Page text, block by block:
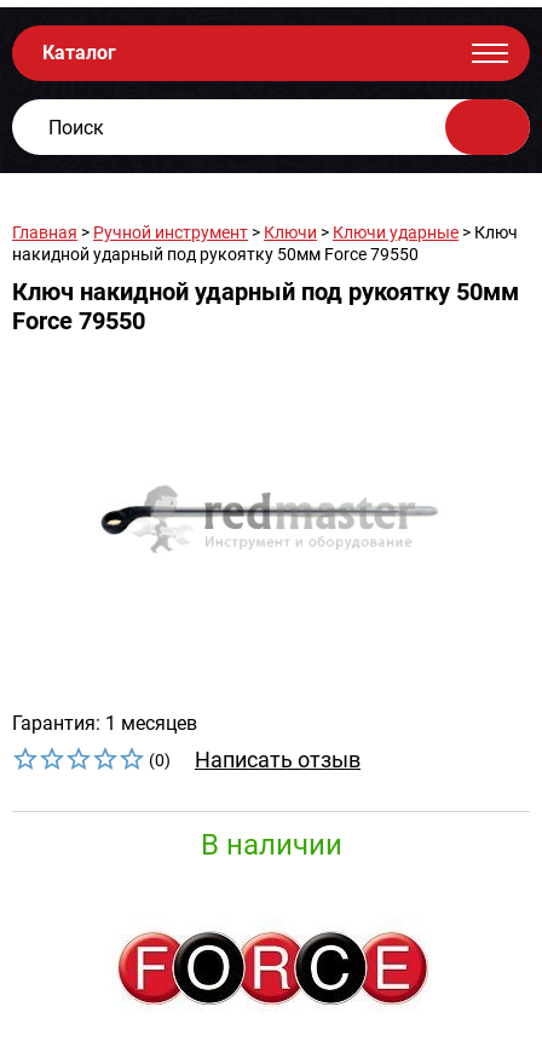
Каталог
Главная > Ручной инструмент > Ключи > Ключи ударные > Ключ
накидной ударный под рукоятку 50мм Force 79550
Ключ накидной ударный под рукоятку 50мм
Force 79550
Гарантия: 1 месяцев
(0) Написать отзыв
В наличии